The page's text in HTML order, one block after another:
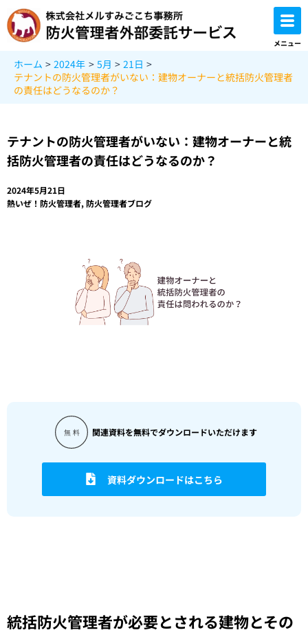
容
を
メニュー
ホーム 2024年 5月
21日
テナントの防火管理者がいない：建物オーナーと統括防火管理者
の責任はどうなるのか？
テナントの防火管理者がいない：建物オーナーと統
括防火管理者の責任はどうなるのか？
2024年5月21日
熱いぜ！防火管理者, 防火管理者ブログ
関連資料を無料でダウンロードいただけます
資料ダウンロードはこちら
統括防火管理者が必要とされる建物とその